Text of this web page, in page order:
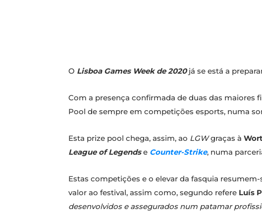
O Lisboa Games Week de 2020 já se está a
Com a presença confirmada de duas das maiores
Pool de sempre em competições esports, numa
Esta prize pool chega, assim, ao LGWgraças à
League of Legendse Counter-Strike, numa
Estas competições e o elevar da fasquia
valor ao festival, assim como, segundo refere Luís
desenvolvidos e assegurados num patamar